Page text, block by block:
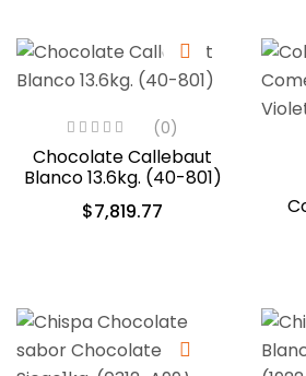
(0)
Chocolate Callebaut
Blanco 13.6kg. (40-801)
$7,819.77